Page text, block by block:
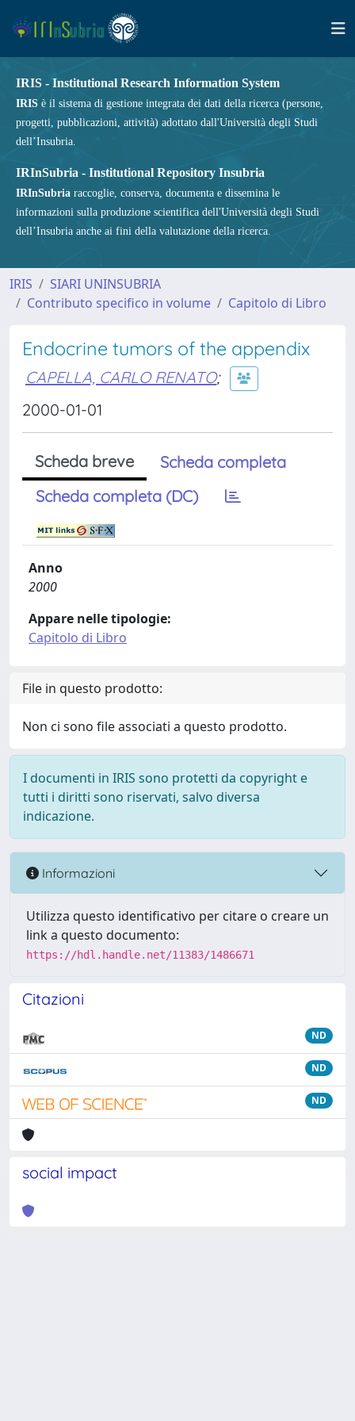
IRIS - Institutional Research Information System
IRIS è il sistema di gestione integrata dei dati della ricerca (persone,
progetti, pubblicazioni, attività) adottato dall'Università degli Studi
dell’Insubria.
IRInSubria - Institutional Repository Insubria
IRInSubria raccoglie, conserva, documenta e dissemina le
informazioni sulla produzione scientifica dell'Università degli Studi
dell’Insubria anche ai fini della valutazione della ricerca.
IRIS
SIARI UNINSUBRIA
Contributo specifico in volume
Capitolo di Libro
Endocrine tumors of the appendix
CAPELLA, CARLO RENATO;
2000-01-01
Scheda breve
Scheda completa
Scheda completa (DC)
Anno
2000
Appare nelle tipologie:
Capitolo di Libro
File in questo prodotto:
Non ci sono file associati a questo prodotto.
I documenti in IRIS sono protetti da copyright e
tutti i diritti sono riservati, salvo diversa
indicazione.
Informazioni
Utilizza questo identificativo per citare o creare un
link a questo documento:
https://hdl.handle.net/11383/1486671
Citazioni
ND
ND
ND
social impact